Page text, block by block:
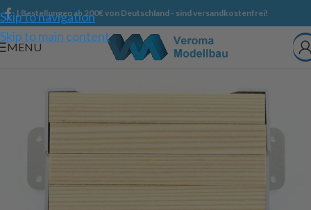
Skip to navigation
Skip to main content
| Bestellungen ab 200€ von Deutschland - sind versandkostenfrei!
MENU